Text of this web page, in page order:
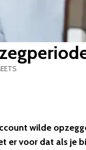
wilde
er voor dat als je